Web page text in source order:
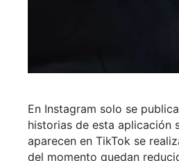
En Instagram solo se
historias de esta aplicación
aparecen en TikTok se
del momento quedan